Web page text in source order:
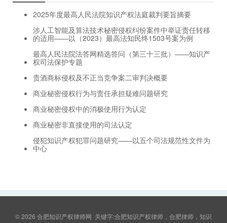
2025年度最高人民法院知识产权法庭裁判要旨摘要
涉人工智能及算法技术秘密侵权纠纷案件中举证责任转移
的适用——以（2023）最高法知民终1503号案为例
最高人民法院法答网精选答问（第三十三批）——知识产
权司法保护专题
贵酒商标侵权及不正当竞争案二审判决概要
商业秘密侵权行为与责任承担疑难问题研究
商业秘密侵权中的消极使用行为认定
商业秘密非直接使用的司法认定
侵犯知识产权犯罪问题研究——以五个司法规范性文件为
中心
© 2026 合肥知识产权律师网 关键字:合肥知识产权律师，合肥律师，知识